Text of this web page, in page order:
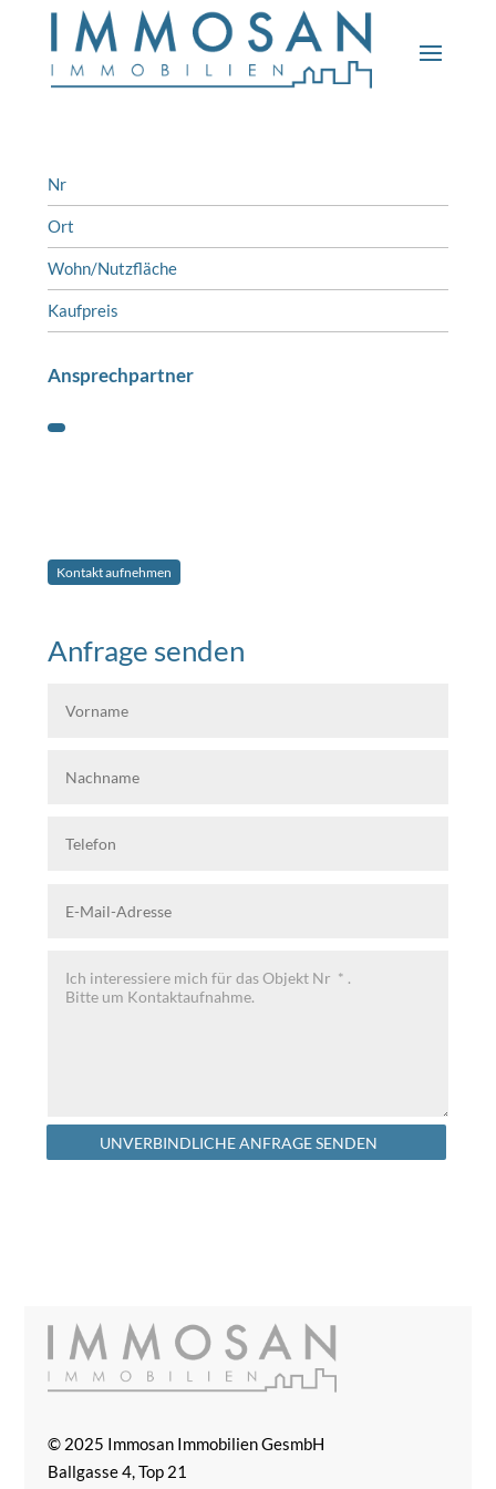
Nr
Ort
Wohn/Nutzfläche
Kaufpreis
Ansprechpartner
Kontakt aufnehmen
Anfrage senden
UNVERBINDLICHE ANFRAGE SENDEN
Alternative:
© 2025 Immosan Immobilien GesmbH
Ballgasse 4, Top 21